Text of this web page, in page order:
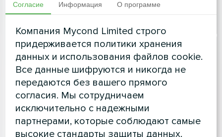
Согласие Информация О программе
Компания Mycond Limited строго
придерживается политики хранения
данных и использования файлов cookie.
Все данные шифруются и никогда не
передаются без вашего прямого
согласия. Мы сотрудничаем
исключительно с надежными
партнерами, которые соблюдают самые
высокие стандарты защиты данных.